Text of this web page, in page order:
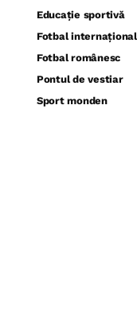
Educație sportivă
Fotbal internațional
Fotbal românesc
Pontul de vestiar
Sport monden